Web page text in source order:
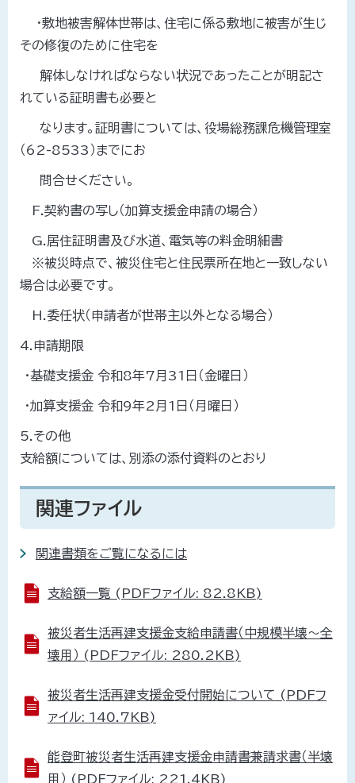
・敷地被害解体世帯は、住宅に係る敷地に被害が生じ
その修復のために住宅を
解体しなければならない状況であったことが明記さ
れている証明書も必要と
なります。証明書については、役場総務課危機管理室
（62-8533）までにお
問合せください。
F.契約書の写し（加算支援金申請の場合）
G.居住証明書及び水道、電気等の料金明細書
※被災時点で、被災住宅と住民票所在地と一致しない
場合は必要です。
H.委任状（申請者が世帯主以外となる場合）
4.申請期限
・基礎支援金 令和8年7月31日（金曜日）
・加算支援金 令和9年2月1日（月曜日）
5.その他
支給額については、別添の添付資料のとおり
関連ファイル
関連書類をご覧になるには
支給額一覧 (PDFファイル: 82.8KB)
被災者生活再建支援金支給申請書（中規模半壊～全
壊用） (PDFファイル: 280.2KB)
被災者生活再建支援金受付開始について (PDFフ
ァイル: 140.7KB)
能登町被災者生活再建支援金申請書兼請求書（半壊
用） (PDFファイル: 221.4KB)